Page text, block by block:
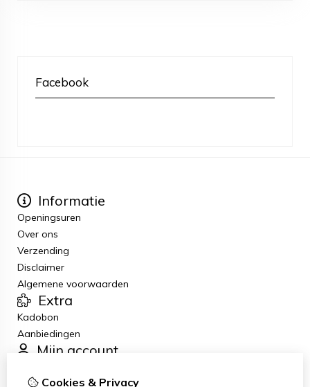
Facebook
Informatie
Openingsuren
Over ons
Verzending
Disclaimer
Algemene voorwaarden
Extra
Kadobon
Aanbiedingen
Mijn account
Bestelhistorie
Cookies & Privacy